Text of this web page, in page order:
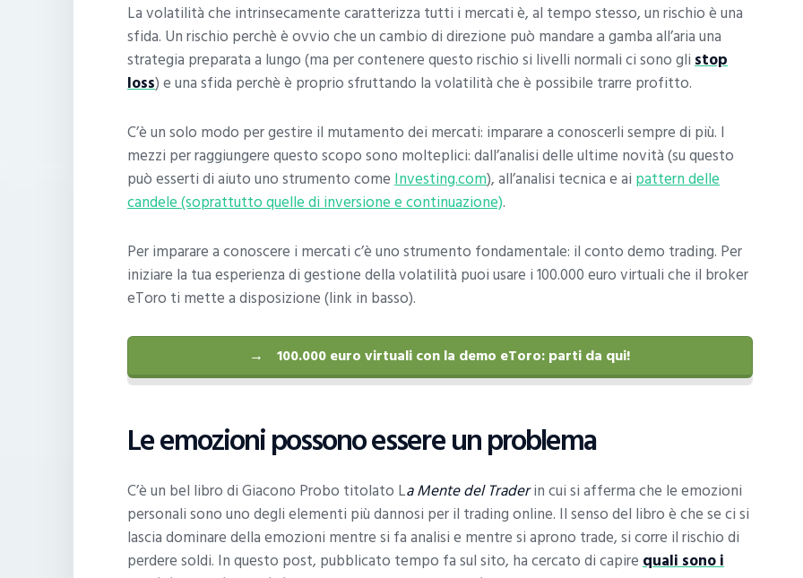
La volatilità che intrinsecamente caratterizza tutti i mercati è, al tempo stesso, un rischio è una
sfida. Un rischio perchè è ovvio che un cambio di direzione può mandare a gamba all’aria una
strategia preparata a lungo (ma per contenere questo rischio si livelli normali ci sono glistop
loss) e una sfida perchè è proprio sfruttando la volatilità che è possibile trarre profitto.
C’è un solo modo per gestire il mutamento dei mercati: imparare a conoscerli sempre di più. I
mezzi per raggiungere questo scopo sono molteplici: dall’analisi delle ultime novità (su questo
può esserti di aiuto uno strumento comeInvesting.com), all’analisi tecnica e ai pattern delle
candele (soprattutto quelle di inversione e continuazione).
Per imparare a conoscere i mercati c’è uno strumento fondamentale: il conto demo trading. Per
iniziare la tua esperienza di gestione della volatilità puoi usare i 100.000 euro virtuali che il broker
eToro ti mette a disposizione (link in basso).
100.000 euro virtuali con la demo eToro: parti da qui!
Le emozioni possono essere un problema
C’è un bel libro di Giacono Probo titolato La Mente del Traderin cui si afferma che le emozioni
personali sono uno degli elementi più dannosi per il trading online. Il senso del libro è che se ci si
lascia dominare della emozioni mentre si fa analisi e mentre si aprono trade, si corre il rischio di
perdere soldi. In questo post, pubblicato tempo fa sul sito, ha cercato di capirequali sono i